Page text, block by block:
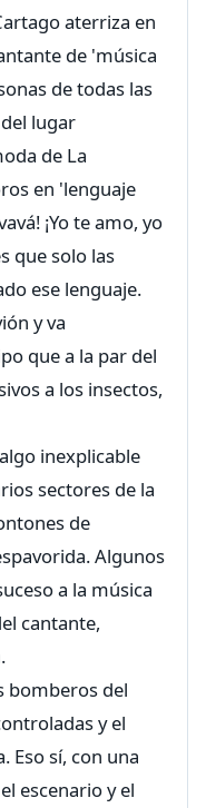
aterriza en
de 'música
de todas las
lugar
de La
en 'lenguaje
¡Yo te amo, yo
que solo las
ese lenguaje.
y va
que a la par del
a los insectos,
inexplicable
sectores de la
de
Algunos
a la música
cantante,
bomberos del
y el
Eso sí, con una
escenario y el